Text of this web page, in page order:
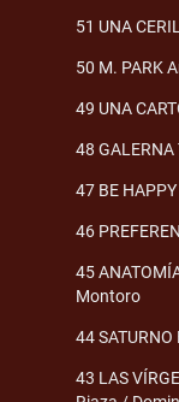
51 UNA
50 M. PARK
49 UNA
48
47 BE
46
45
Montoro
44
43 LAS